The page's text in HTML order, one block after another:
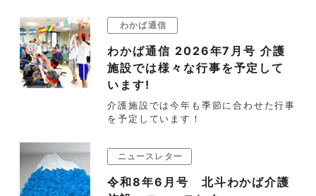
わかば通信
わかば通信 2026年7月号 介護
施設では様々な行事を予定して
います!
介護施設では今年も季節に合わせた行事
を予定しています！
ニュースレター
令和8年6月号 北斗わかば介護